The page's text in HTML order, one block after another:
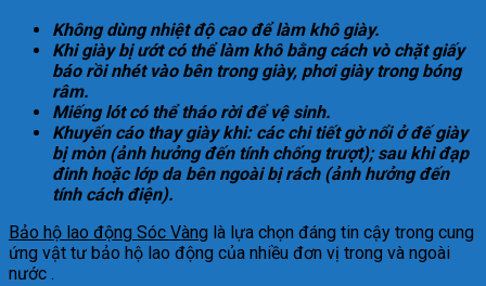
Không dùng nhiệt độ cao để làm khô giày.
Khi giày bị ướt có thể làm khô bằng cách vò chặt giấy
báo rồi nhét vào bên trong giày, phơi giày trong bóng
râm.
Miếng lót có thể tháo rời để vệ sinh.
Khuyến cáo thay giày khi: các chi tiết gờ nổi ở đế giày
bị mòn (ảnh hưởng đến tính chống trượt); sau khi đạp
đinh hoặc lớp da bên ngoài bị rách (ảnh hưởng đến
tính cách điện).
Bảo hộ lao động Sóc Vàng là lựa chọn đáng tin cậy trong cung
ứng vật tư bảo hộ lao động của nhiều đơn vị trong và ngoài
nước .